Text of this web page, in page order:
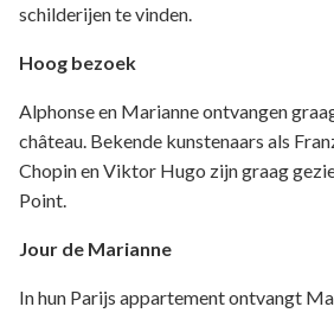
schilderijen te vinden.
Hoog bezoek
Alphonse en Marianne ontvangen
château. Bekende kunstenaars als
Chopin en Viktor Hugo zijn graag
Point.
Jour de Marianne
In hun Parijs appartement ontvangt